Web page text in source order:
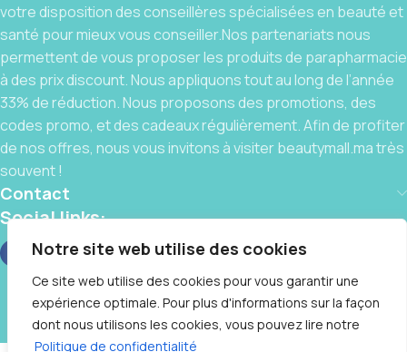
Notre site web utilise des cookies
Ce site web utilise des cookies pour vous garantir une
expérience optimale. Pour plus d'informations sur la façon
dont nous utilisons les cookies, vous pouvez lire notre
Politique de confidentialité
votre disposition des conseillères spécialisées en beauté et
santé pour mieux vous conseiller.Nos partenariats nous
permettent de vous proposer les produits de parapharmacie
à des prix discount. Nous appliquons tout au long de l’année
33% de réduction. Nous proposons des promotions, des
codes promo, et des cadeaux régulièrement. Afin de profiter
de nos offres, nous vous invitons à visiter beautymall.ma très
souvent !
Contact
Social links:
BeautyMall © 2025 By IT CLUB ❤️, Tous Droits Réservés
EcladermContactez-nous